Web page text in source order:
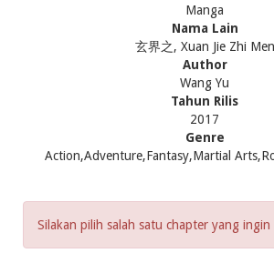
Manga
Nama Lain
玄界之, Xuan Jie Zhi Men
Author
Wang Yu
Tahun Rilis
2017
Genre
Action,Adventure,Fantasy,Martial
Silakan pilih salah satu chapter yang